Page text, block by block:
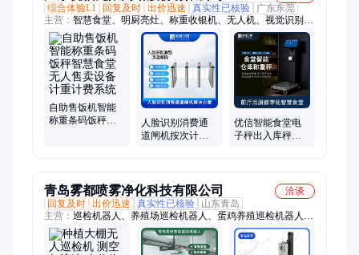
综合体验L1
回复及时 出价迅速 真实性已核验
广东东莞
主营： 智慧食堂、明厨亮灶、称重收银机、无人机、视觉识别结
算台、食堂系统、数字化食堂、智能留样柜、食堂收银结算设
备、互联网+明厨亮灶、食堂管理系统、食堂收货秤、智能食堂
建设、食堂进销存系统、食堂出入库秤、智慧食安、菜品识别结
算系统、智慧化厨房、晨检仪、留样秤、人脸消费机、AI分析摄
像头、AI智能留样仪、人脸识别消费通道闸机、智能均价秤、收
银机
自助售饭机智能
称重条码饭秤智
人脸识别消费通
道闸机按次计费
优信智能食堂电
子秤出入库秤进
青岛雾都喷雾净化科技有限公司
洽谈
回复及时 出价迅速 真实性已核验
山东青岛
主营： 巡检机器人、养殖场巡检机器人、蛋鸡养殖巡检机器人、
无人机、轮式巡检机器人、挂轨巡检机器人、轨道巡检机器人